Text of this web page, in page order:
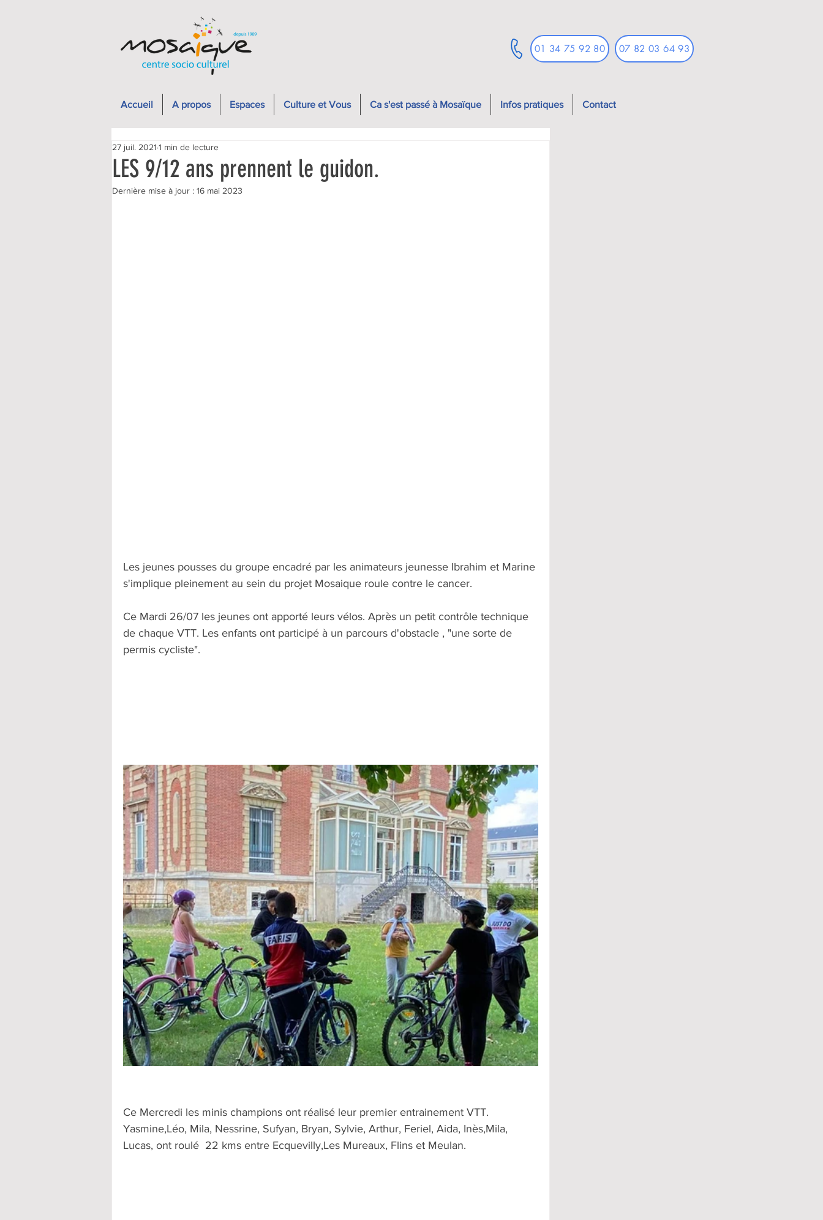
01 34 75 92 80 07 82 03 64 93
Accueil A propos Espaces Culture et Vous Ca s'est passé à Mosaïque Infos pratiques Contact
LES 9/12 ans prennent le guidon.
27 juil. 2021 1 min de lecture
Dernière mise à jour : 16 mai 2023
Les jeunes pousses du groupe encadré par les animateurs jeunesse Ibrahim et Marine
s'implique pleinement au sein du projet Mosaique roule contre le cancer.
Ce Mardi 26/07 les jeunes ont apporté leurs vélos. Après un petit contrôle technique
de chaque VTT. Les enfants ont participé à un parcours d'obstacle , "une sorte de
permis cycliste".
Ce Mercredi les minis champions ont réalisé leur premier entrainement VTT.
Yasmine,Léo, Mila, Nessrine, Sufyan, Bryan, Sylvie, Arthur, Feriel, Aida, Inès,Mila,
Lucas, ont roulé  22 kms entre Ecquevilly,Les Mureaux, Flins et Meulan.